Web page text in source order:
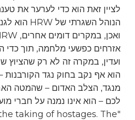
לציין זאת הוא כדי לערער את
הנוהל השגרתי של HRW הוא לגנות מעשי חטיפה כגון זה כהפרות של החוק הבינלאומי.
אזרחים כפשעי מלחמה, תוך כדי
ועדין, במקרה זה לא רק שהציוץ
הוא אף נקב בחוק נגד
מנגד, הצלב האדום – שהמטה
לכם – הוא אינו נמנה על חברי
taking of hostages. The